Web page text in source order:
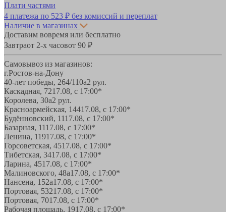
Плати частями
4 платежа по 523 ₽ без комиссий и переплат
Наличие в магазинах
Доставим вовремя или бесплатно
Завтраот 2-х часовот 90 ₽
Самовывоз из магазинов:
г.Ростов-на-Дону
40-лет победы, 264/110а2 рул.
Каскадная, 7217.08, с 17:00*
Королева, 30а2 рул.
Красноармейская, 14417.08, с 17:00*
Будённовский, 1117.08, с 17:00*
Базарная, 1117.08, с 17:00*
Ленина, 11917.08, с 17:00*
Горсоветская, 4517.08, с 17:00*
Тибетская, 3417.08, с 17:00*
Ларина, 4517.08, с 17:00*
Малиновского, 48а17.08, с 17:00*
Нансена, 152а17.08, с 17:00*
Портовая, 53217.08, с 17:00*
Портовая, 7017.08, с 17:00*
Рабочая площадь, 1917.08, с 17:00*